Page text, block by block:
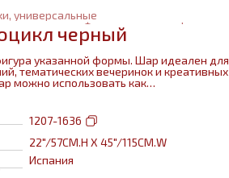
универсальные
Фольгированные фигуры
шарычерный
указанной формы. Шар идеален для
тематических вечеринок и креативных
можно использовать как
декора или в воздушном букете в
и украшениями. Изготовлен из
(полимерная пленка).При надувании
Плотная пленка позволит шару не
Размеры указаны в ненадутом
10-20 % меньше.
1207-1636
22"/57CM.H X 45"/115CM.W
Испания